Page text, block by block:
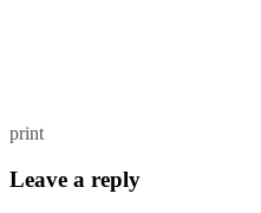
print
Leave a reply